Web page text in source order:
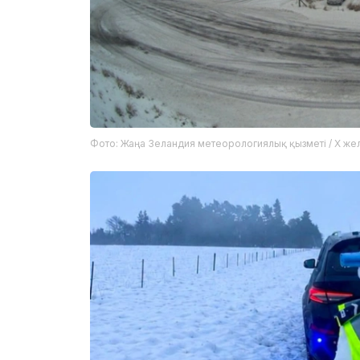
Фото: Жаңа Зеландия метеорологиялық қызметі / X